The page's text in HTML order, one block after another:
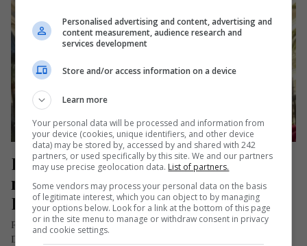
Român mutat în Spania: „Cheltui
mai puțini bani decât în București.
E mai scump la noi! Sincer!”
Fostul fotbalist Ioan Andone, cunoscut pentru cariera sa la
Dinamo București, și-a cumpărat recent o casă în Marbella, o
Personalised advertising and content, advertising and
content measurement, audience research and
services development
Store and/or access information on a device
Learn more
Your personal data will be processed and information from
your device (cookies, unique identifiers, and other device
data) may be stored by, accessed by and shared with 242
partners, or used specifically by this site. We and our partners
may use precise geolocation data. List of partners.
Some vendors may process your personal data on the basis
of legitimate interest, which you can object to by managing
your options below. Look for a link at the bottom of this page
or in the site menu to manage or withdraw consent in privacy
and cookie settings.